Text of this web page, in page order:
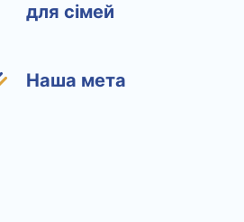
для сімей
Наша мета